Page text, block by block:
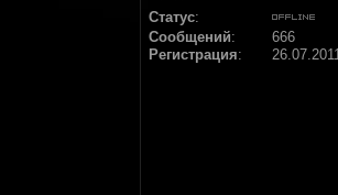
Статус:
Сообщений:
666
Регистрация: